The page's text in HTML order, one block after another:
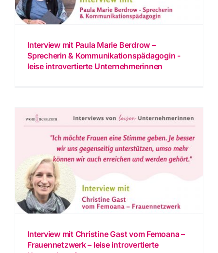
Interview mit Paula Marie Berdrow –
Sprecherin & Kommunikationspädagogin -
leise introvertierte Unternehmerinnen
Interview mit Christine Gast vom Femoana –
Frauennetzwerk – leise introvertierte